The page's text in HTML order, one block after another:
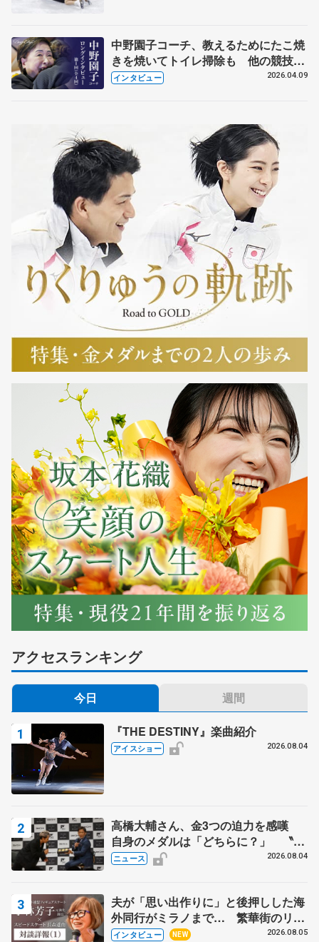
中野園子コーチ、教えるためにたこ焼
きを焼いてトイレ掃除も 他の競技に
も通用するという坂本花織の筋肉
インタビュー 2026.04.09
アクセスランキング
今日 週間
『THE DESTINY』楽曲紹介
アイスショー 2026.08.04
高橋大輔さん、金3つの迫力を感嘆
自身のメダルは「どちらに？」 〝リ
ス兄弟〟オリンピック3連覇の野村忠
ニュース 2026.08.04
夫が「思い出作りに」と後押しした海
外同行がミラノまで… 繁華街のリン
クでは不良のお兄さんも味方に 小林
インタビュー NEW 2026.08.05